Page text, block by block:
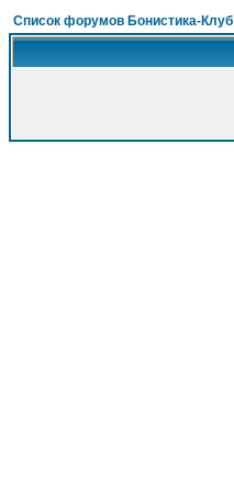
Список форумов Бонистика-Клуб